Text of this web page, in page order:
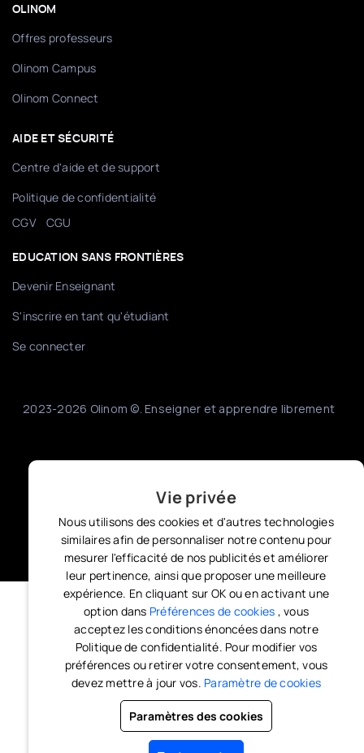
OLINOM
Offres professeurs
Olinom Campus
Olinom Connect
AIDE ET SÉCURITÉ
Centre d'aide et de support
Politique de confidentialité
CGV/ CGU
EDUCATION SANS FRONTIÈRES
Devenir Enseignant
S'inscrire en tant qu'étudiant
Se connecter
2023-2026 Olinom ©. Enseigner et apprendre librement
Vie privée
Nous utilisons des cookies et d'autres technologies
similaires afin de personnaliser notre contenu pour
mesurer l'efficacité de nos publicités et améliorer
leur pertinence, ainsi que proposer une meilleure
expérience. En cliquant sur OK ou en activant une
option dans Préférences de cookies , vous
acceptez les conditions énoncées dans notre
Politique de confidentialité. Pour modifier vos
préférences ou retirer votre consentement, vous
devez mettre à jour vos. Paramètre de cookies
Paramètres des cookies